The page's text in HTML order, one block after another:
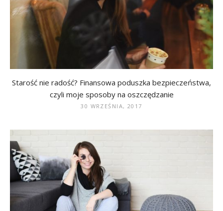
Starość nie radość? Finansowa poduszka bezpieczeństwa,
czyli moje sposoby na oszczędzanie
30 WRZEŚNIA, 2017